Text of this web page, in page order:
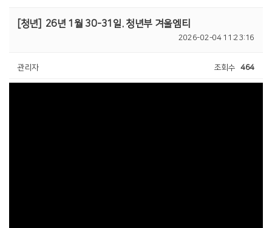
[청년] 26년 1월 30-31일. 청년부 겨울엠티
2026-02-04 11:23:16
관리자 조회수 464